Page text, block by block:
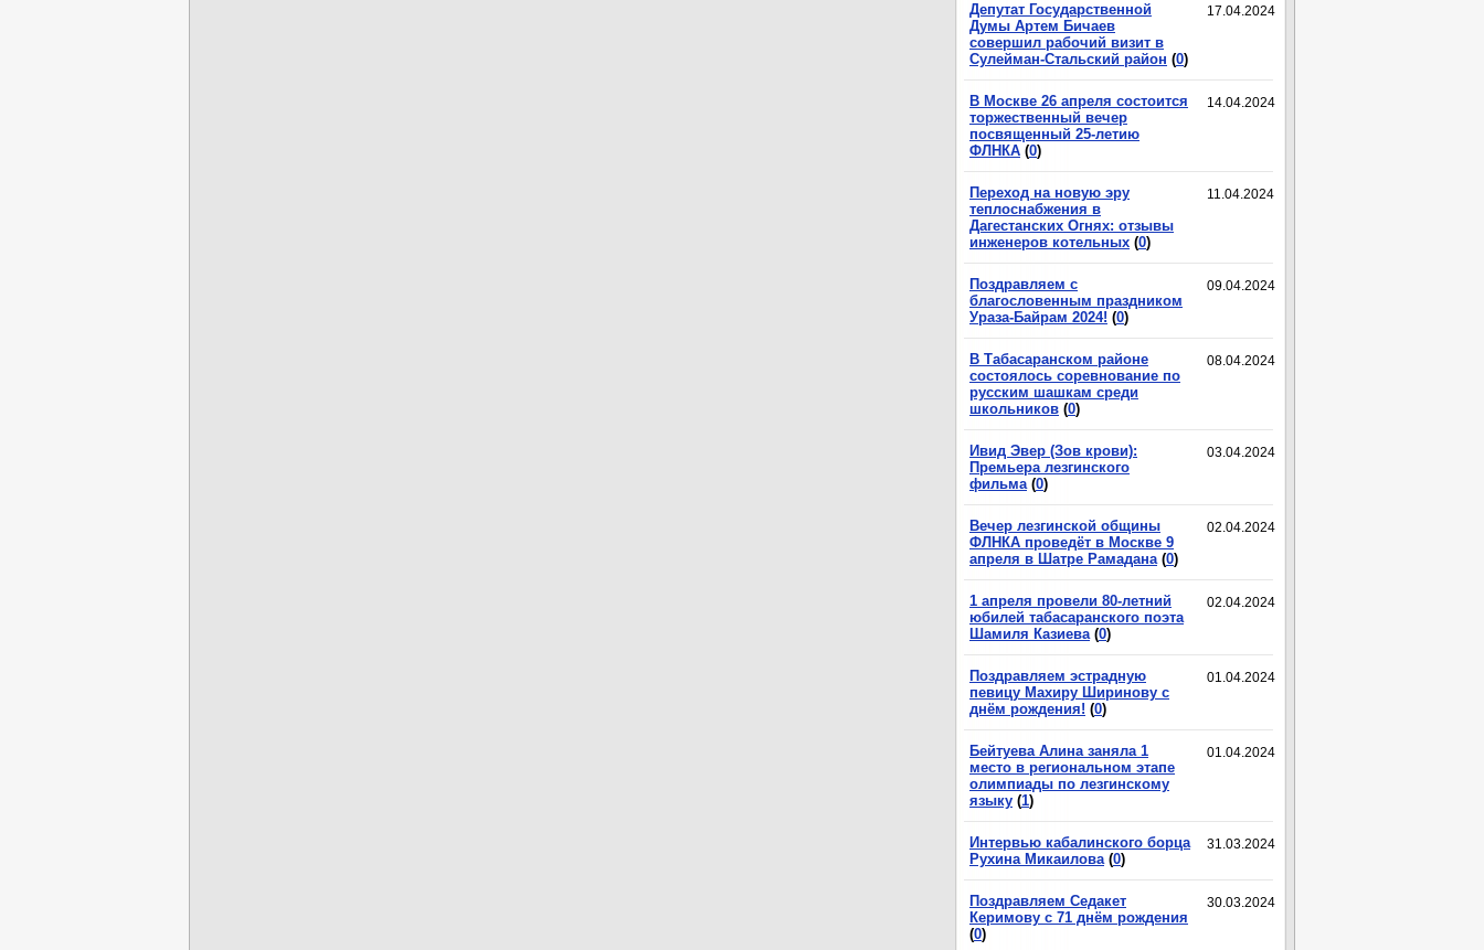
17.04.2024
Депутат Государственной
Думы Артем Бичаев
совершил рабочий визит в
Сулейман-Стальский район (0)
14.04.2024
В Москве 26 апреля состоится
торжественный вечер
посвященный 25-летию
ФЛНКА (0)
11.04.2024
Переход на новую эру
теплоснабжения в
Дагестанских Огнях: отзывы
инженеров котельных (0)
09.04.2024
Поздравляем с
благословенным праздником
Ураза-Байрам 2024! (0)
08.04.2024
В Табасаранском районе
состоялось соревнование по
русским шашкам среди
школьников (0)
03.04.2024
Ивид Эвер (Зов крови):
Премьера лезгинского
фильма (0)
02.04.2024
Вечер лезгинской общины
ФЛНКА проведёт в Москве 9
апреля в Шатре Рамадана (0)
02.04.2024
1 апреля провели 80-летний
юбилей табасаранского поэта
Шамиля Казиева (0)
01.04.2024
Поздравляем эстрадную
певицу Махиру Ширинову с
днём рождения! (0)
01.04.2024
Бейтуева Алина заняла 1
место в региональном этапе
олимпиады по лезгинскому
языку (1)
31.03.2024
Интервью кабалинского борца
Рухина Микаилова (0)
30.03.2024
Поздравляем Седакет
Керимову с 71 днём рождения
(0)